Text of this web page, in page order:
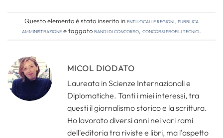
Questo elemento è stato inserito inEnti locali e regioni, Pubblica
amministrazionee taggatobandi di concorso, concorsi profili tecnici.
MICOL DIODATO
Laureata in Scienze Internazionali e
Diplomatiche. Tanti i miei interessi, tra
questi il giornalismo storico e la scrittura.
Ho lavorato diversi anni nei vari rami
dell'editoria tra riviste e libri, ma l'aspetto